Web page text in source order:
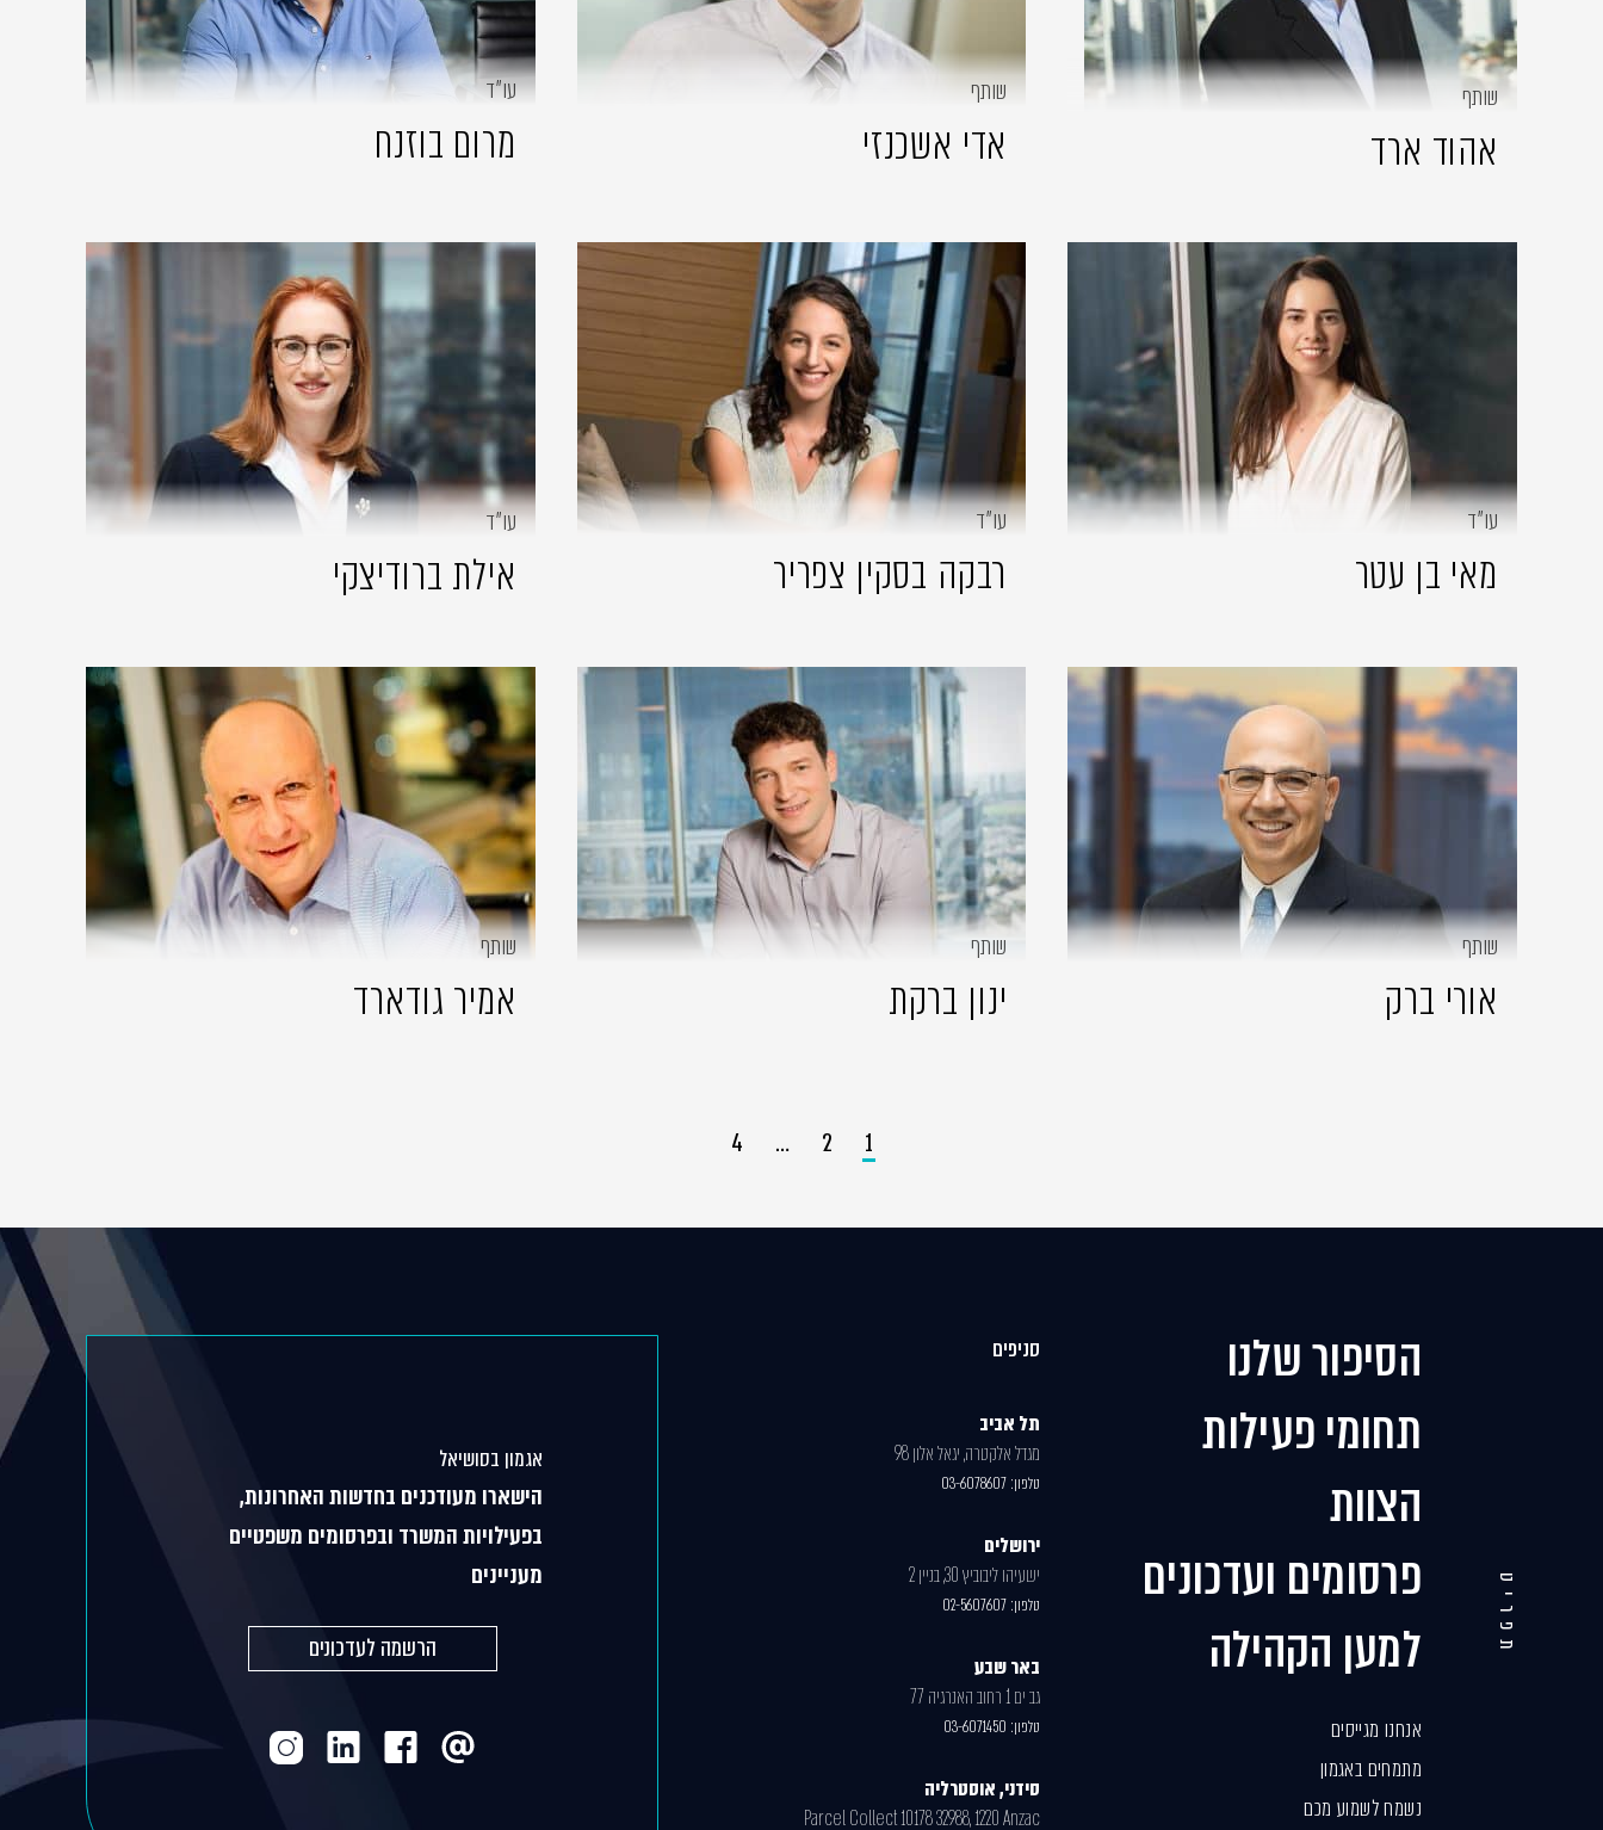
שותף
אהוד ארד
שותף
אדי אשכנזי
עו״ד
מרום בוזנח
עו״ד
מאי בן עטר
עו״ד
רבקה בסקין צפריר
עו״ד
אילת ברודיצקי
שותף
אורי ברק
שותף
ינון ברקת
שותף
אמיר גודארד
1
2
…
4
תפריט
הסיפור שלנו
תחומי פעילות
הצוות
פרסומים ועדכונים
למען הקהילה
אנחנו מגייסים
מתמחים באגמון
נשמח לשמוע מכם
סניפים
תל אביב
מגדל אלקטרה, יגאל אלון 98
טלפון: 03-6078607
ירושלים
ישעיהו ליבוביץ 30, בניין 2
טלפון: 02-5607607
באר שבע
גב ים 1 רחוב האנרגיה 77
טלפון: 03-6071450
סידני, אוסטרליה
Parcel Collect 10178 32988, 1220 Anzac
אגמון בסושיאל
הישארו מעודכנים בחדשות האחרונות,
בפעילויות המשרד ובפרסומים משפטיים
מעניינים
הרשמה לעדכונים